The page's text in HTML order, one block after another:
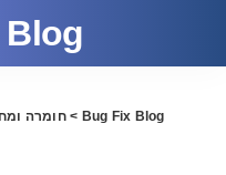
Blog
Bug Fix Blog
>חומרה